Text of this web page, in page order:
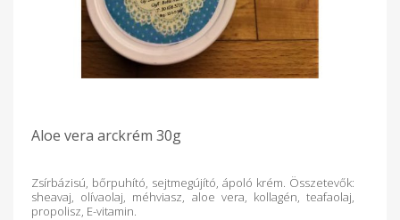
Aloe vera arckrém 30g
Zsírbázisú, bőrpuhító, sejtmegújító, ápoló krém. Összetevők:
sheavaj, olívaolaj, méhviasz, aloe vera, kollagén, teafaolaj,
propolisz, E-vitamin.